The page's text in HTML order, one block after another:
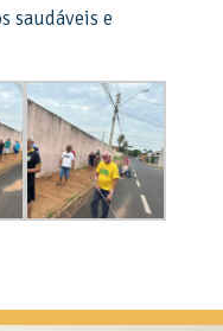
saudáveis ​​e